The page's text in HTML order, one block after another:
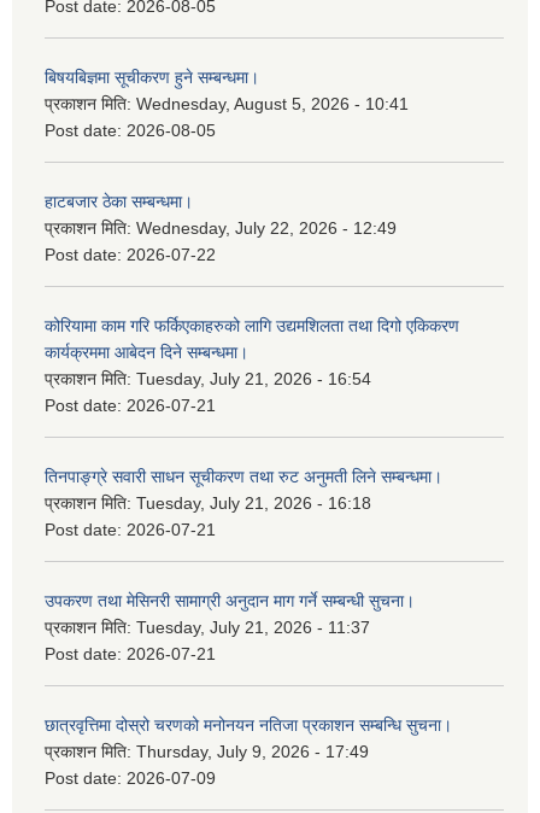
Post date: 2026-08-05
बिषयबिज्ञमा सूचीकरण हुने सम्बन्धमा।
प्रकाशन मिति: Wednesday, August 5, 2026 - 10:41
Post date: 2026-08-05
हाटबजार ठेका सम्बन्धमा।
प्रकाशन मिति: Wednesday, July 22, 2026 - 12:49
Post date: 2026-07-22
कोरियामा काम गरि फर्किएकाहरुको लागि उद्यमशिलता तथा दिगो एकिकरण
कार्यक्रममा आबेदन दिने सम्बन्धमा।
प्रकाशन मिति: Tuesday, July 21, 2026 - 16:54
Post date: 2026-07-21
तिनपाङ्ग्रे सवारी साधन सूचीकरण तथा रुट अनुमती लिने सम्बन्धमा।
प्रकाशन मिति: Tuesday, July 21, 2026 - 16:18
Post date: 2026-07-21
उपकरण तथा मेसिनरी सामाग्री अनुदान माग गर्ने सम्बन्धी सुचना।
प्रकाशन मिति: Tuesday, July 21, 2026 - 11:37
Post date: 2026-07-21
छात्रवृत्तिमा दोस्रो चरणको मनोनयन नतिजा प्रकाशन सम्बन्धि सुचना।
प्रकाशन मिति: Thursday, July 9, 2026 - 17:49
Post date: 2026-07-09